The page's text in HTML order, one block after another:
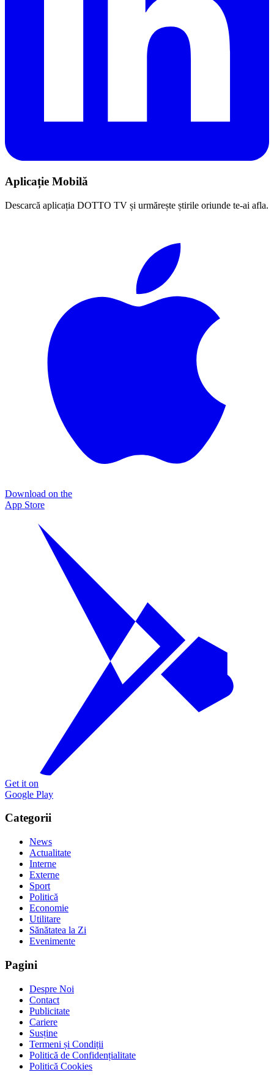
Aplicație Mobilă
Descarcă aplicația DOTTO TV și urmărește știrile oriunde te-ai afla.
Download on the
App Store
Get it on
Google Play
Categorii
News
Actualitate
Interne
Externe
Sport
Politică
Economie
Utilitare
Sănătatea la Zi
Evenimente
Pagini
Despre Noi
Contact
Publicitate
Cariere
Susține
Termeni și Condiții
Politică de Confidențialitate
Politică Cookies